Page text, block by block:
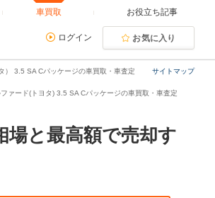
車買取 お役立ち記事
ログイン お気に入り
サイトマップ
） 3.5 SA Cパッケージの車買取・車査定
ファード(トヨタ) 3.5 SA Cパッケージの車買取・車査定
場と最高額で売却す